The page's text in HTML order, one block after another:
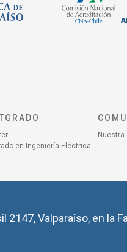
en Ingeniería Eléctrica
2147, Valparaíso, en la